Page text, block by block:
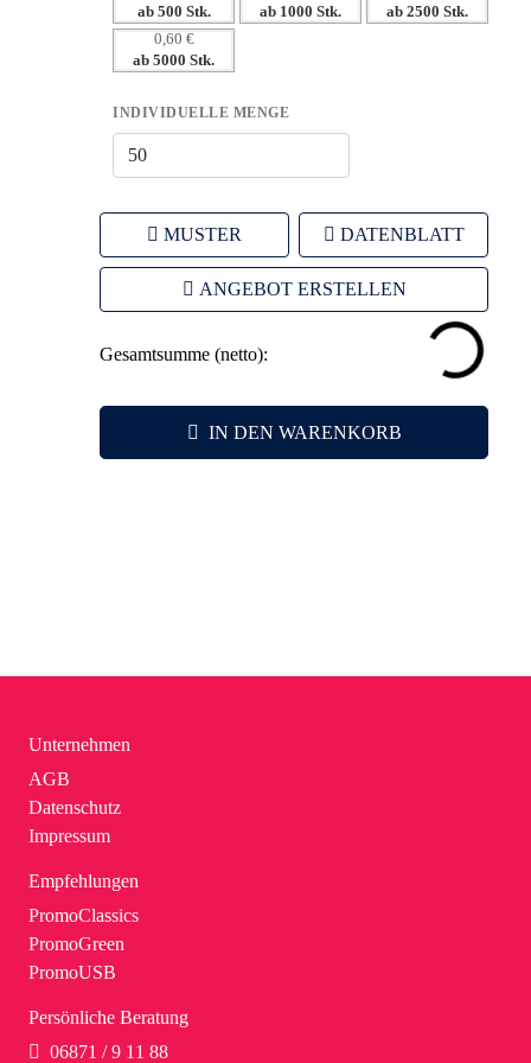
– Praktisch und nützlich – fördert positive Assoziationen
– Flexible Branding-Möglichkeiten für maximale
Aufmerksamkeit
ab 500 Stk. ab 1000 Stk. ab 2500 Stk.
0,60 €
ab 5000 Stk.
INDIVIDUELLE MENGE
MUSTER DATENBLATT
ANGEBOT ERSTELLEN
Gesamtsumme (netto):
IN DEN WARENKORB
Unternehmen
AGB
Datenschutz
Impressum
Empfehlungen
PromoClassics
PromoGreen
PromoUSB
Persönliche Beratung
06871 / 9 11 88